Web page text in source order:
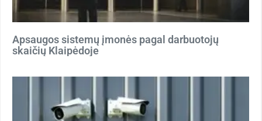
Apsaugos sistemų įmonės pagal darbuotojų
skaičių Klaipėdoje